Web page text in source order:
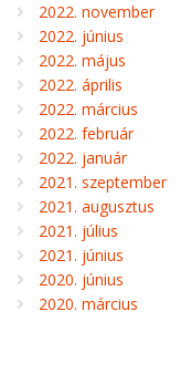
2022. november
2022. június
2022. május
2022. április
2022. március
2022. február
2022. január
2021. szeptember
2021. augusztus
2021. július
2021. június
2020. június
2020. március